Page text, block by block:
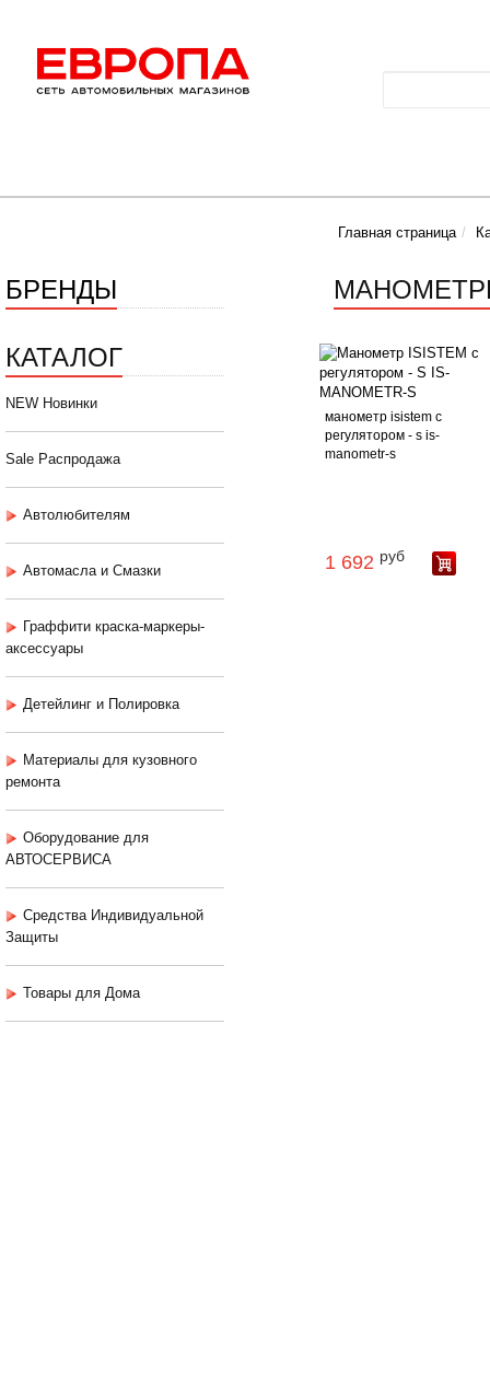
Главная страница
БРЕНДЫ
КАТАЛОГ
NEW Новинки
Sale Распродажа
Автолюбителям
Автомасла и Смазки
Граффити краска-маркеры-
аксессуары
Детейлинг и Полировка
Материалы для кузовного
ремонта
Оборудование для
АВТОСЕРВИСА
Средства Индивидуальной
Защиты
Товары для Дома
манометр isistem с
регулятором - s is-
manometr-s
1 692 руб